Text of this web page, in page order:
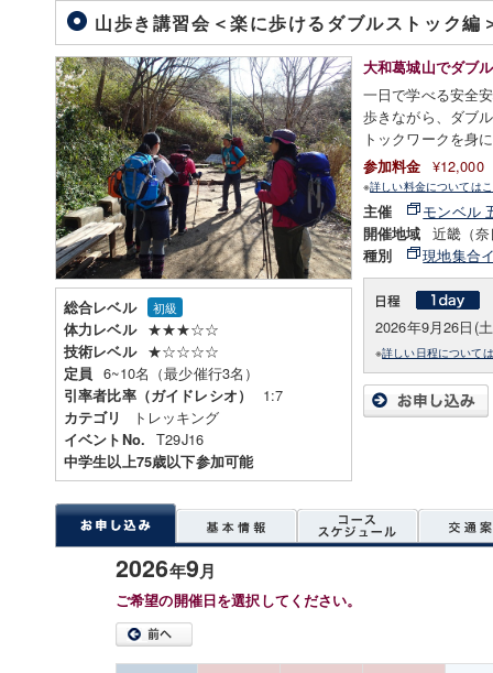
山歩き講習会＜楽に歩けるダブルストック
総合レベル 初級
体力レベル ★★★☆☆
技術レベル ★☆☆☆☆
定員 6~10名（最少催行3名）
引率者比率（ガイドレシオ） 1:7
カテゴリ トレッキング
イベントNo. T29J16
中学生以上75歳以下参加可能
大和葛城山でダブ
一日で学べる安全
歩きながら、ダブ
トックワークを身
参加料金 ¥12,000
※詳しい料金については
主催 モンベル
開催地域 近畿（
種別 現地集合
2026年9月26日(
※詳しい日程について
2026年9月
ご希望の開催日を選択してください。